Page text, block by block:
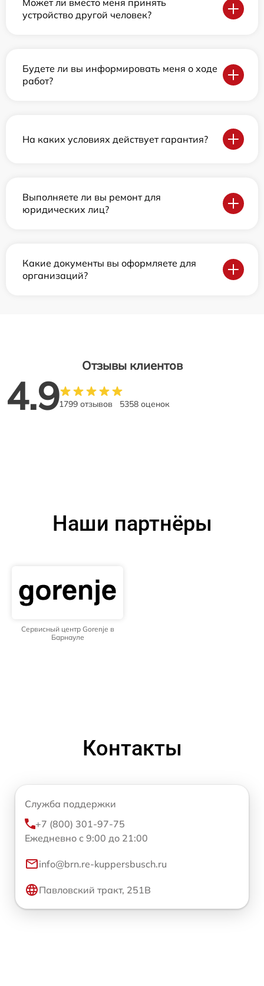
Может ли вместо меня принять
устройство другой человек?
Будете ли вы информировать меня о ходе
работ?
На каких условиях действует гарантия?
Выполняете ли вы ремонт для
юридических лиц?
Какие документы вы оформляете для
организаций?
Отзывы клиентов
4.91799 отзывов 5358 оценок
Наши партнёры
Сервисный центр Gorenje в
Барнауле
Контакты
Служба поддержки
+7 (800) 301-97-75
Ежедневно с 9:00 до 21:00
info@brn.re-kuppersbusch.ru
Павловский тракт, 251В